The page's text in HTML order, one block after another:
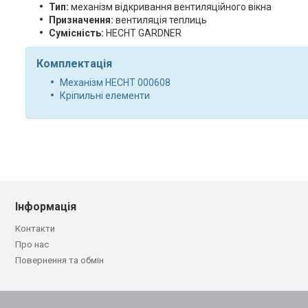
Тип: механізм відкривання вентиляційного вікна
Призначення: вентиляція теплиць
Сумісність: HECHT GARDNER
Комплектація
Механізм HECHT 000608
Кріпильні елементи
Інформація
Контакти
Про нас
Повернення та обмін